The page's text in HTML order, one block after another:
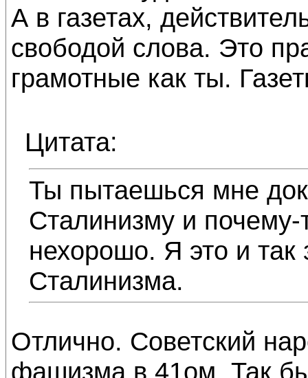
А в газетах,
свободой слова. Это
грамотные как ты.
Цитата:
Ты пытаешься мне
Сталинизму и
нехорошо. Я это и
Сталинизма.
Отлично. Советский
фашизма в 41ом. Так